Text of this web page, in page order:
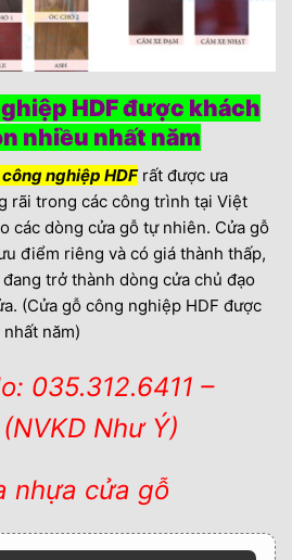
HDF được khách
nhiều nhất năm
nghiệp HDFrất được ưa
rãi trong các công trình tại Việt
các dòng cửa gỗ tự nhiên. Cửa gỗ
điểm riêng và có giá thành thấp,
trở thành dòng cửa chủ đạo
(Cửa gỗ công nghiệp HDF được
năm)
035.312.6411 –
Như Ý)
nhựa cửa gỗ